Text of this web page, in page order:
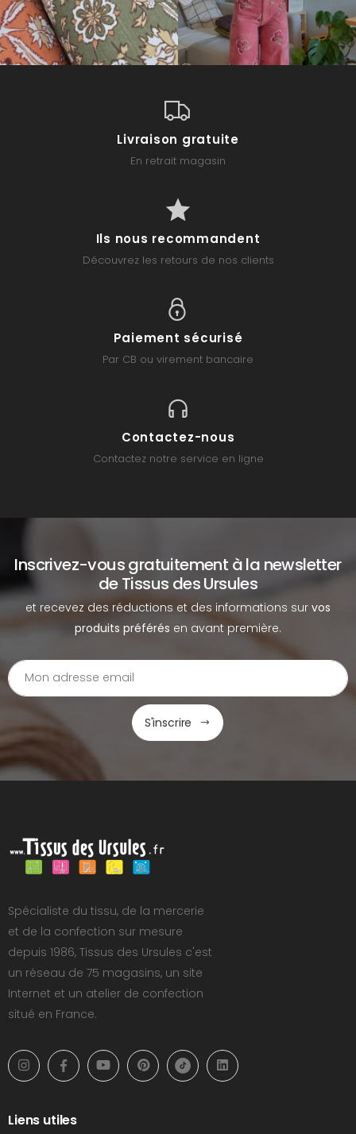
Livraison gratuite
En retrait magasin
Ils nous recommandent
Découvrez les retours de nos clients
Paiement sécurisé
Par CB ou virement bancaire
Contactez-nous
Contactez notre service en ligne
Inscrivez-vous gratuitement à la newsletter
de Tissus des Ursules
et recevez des réductions et des informations sur vos
produits préférés en avant première.
S'inscrire
Spécialiste du tissu, de la mercerie
et de la confection sur mesure
depuis 1986, Tissus des Ursules c'est
un réseau de 75 magasins, un site
Internet et un atelier de confection
situé en France.
Liens utiles